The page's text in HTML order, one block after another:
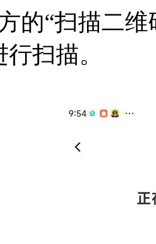
的“扫描二
扫描。